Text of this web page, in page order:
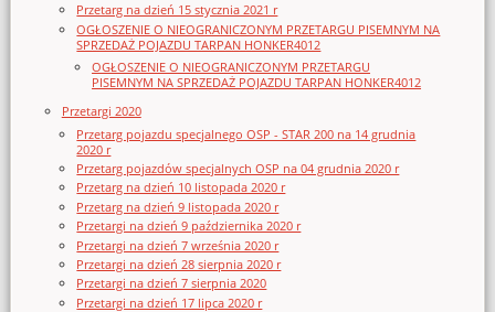
Przetarg na dzień 15 stycznia 2021 r
OGŁOSZENIE O NIEOGRANICZONYM PRZETARGU PISEMNYM NA
SPRZEDAŻ POJAZDU TARPAN HONKER4012
OGŁOSZENIE O NIEOGRANICZONYM PRZETARGU
PISEMNYM NA SPRZEDAŻ POJAZDU TARPAN HONKER4012
Przetargi 2020
Przetarg pojazdu specjalnego OSP - STAR 200 na 14 grudnia
2020 r
Przetarg pojazdów specjalnych OSP na 04 grudnia 2020 r
Przetarg na dzień 10 listopada 2020 r
Przetarg na dzień 9 listopada 2020 r
Przetargi na dzień 9 października 2020 r
Przetargi na dzień 7 września 2020 r
Przetargi na dzień 28 sierpnia 2020 r
Przetargi na dzień 7 sierpnia 2020
Przetargi na dzień 17 lipca 2020 r